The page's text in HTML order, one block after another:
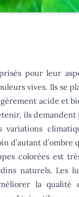
pour leur
vives. Ils se
acide et
ils demandent
d’autant d’ombre
colorées est
naturels. Les
la qualité